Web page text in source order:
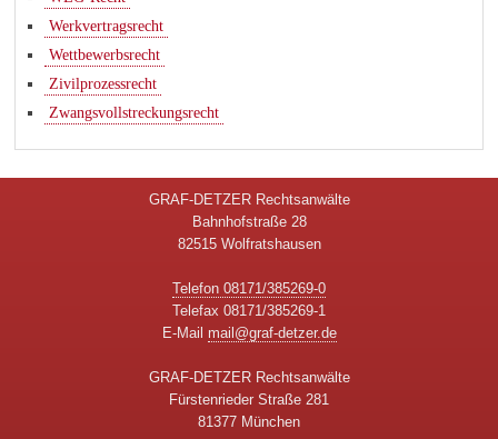
Werkvertragsrecht
Wettbewerbsrecht
Zivilprozessrecht
Zwangsvollstreckungsrecht
GRAF-DETZER Rechtsanwälte
Bahnhofstraße 28
82515 Wolfratshausen
Telefon 08171/385269-0
Telefax 08171/385269-1
E-Mail mail@graf-detzer.de
GRAF-DETZER Rechtsanwälte
Fürstenrieder Straße 281
81377 München